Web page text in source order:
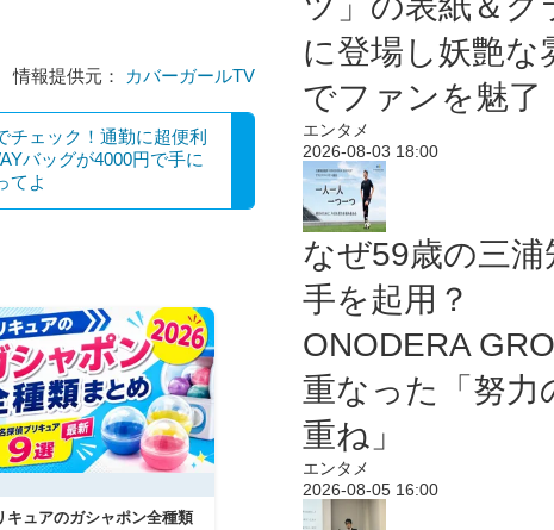
情報提供元：
カバーガールTV
チェック！通勤に超便利
バッグが4000円で手に
てよ
キュアのガシャポン全種類
に登場し妖艶な
でファンを魅了
エンタメ
2026-08-03 18:00
なぜ59歳の三浦
手を起用？
ONODERA
重なった「努力
重ね」
エンタメ
2026-08-05 16:00